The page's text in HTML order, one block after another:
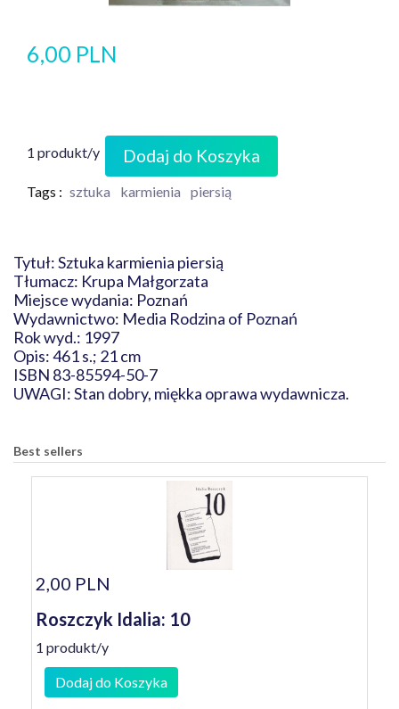
6,00 PLN
1 produkt/y Dodaj do Koszyka
Tags : sztuka karmienia piersią
Tytuł: Sztuka karmienia piersią
Tłumacz: Krupa Małgorzata
Miejsce wydania: Poznań
Wydawnictwo: Media Rodzina of Poznań
Rok wyd.: 1997
Opis: 461 s.; 21 cm
ISBN 83-85594-50-7
UWAGI: Stan dobry, miękka oprawa wydawnicza.
Best sellers
2,00 PLN
Roszczyk Idalia: 10
1 produkt/y
Dodaj do Koszyka